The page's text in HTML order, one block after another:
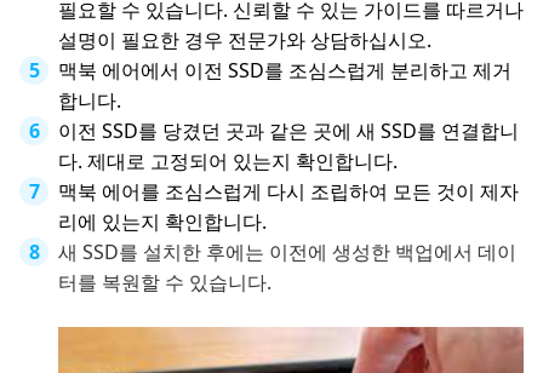
필요할 수 있습니다. 신뢰할 수 있는 가이드를 따르거나
설명이 필요한 경우 전문가와 상담하십시오.
맥북 에어에서 이전 SSD를 조심스럽게 분리하고 제거
합니다.
이전 SSD를 당겼던 곳과 같은 곳에 새 SSD를 연결합니
다. 제대로 고정되어 있는지 확인합니다.
맥북 에어를 조심스럽게 다시 조립하여 모든 것이 제자
리에 있는지 확인합니다.
새 SSD를 설치한 후에는 이전에 생성한 백업에서 데이
터를 복원할 수 있습니다.